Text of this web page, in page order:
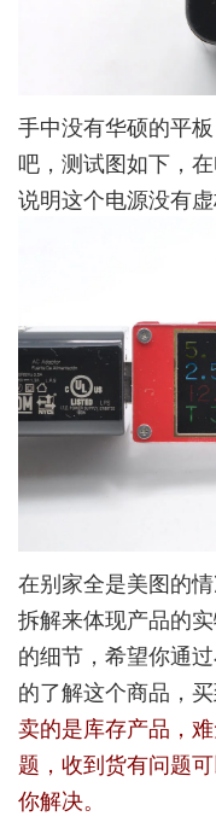
手中没有华硕的平
吧，测试图如下，
说明这个电源没有虚
在别家全是美图的
拆解来体现产品的
的细节，希望你通
的了解这个商品，
卖的是库存产品，
题，收到货有问题
你解决。